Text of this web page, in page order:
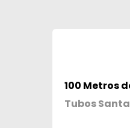
100 Metros
Tubos